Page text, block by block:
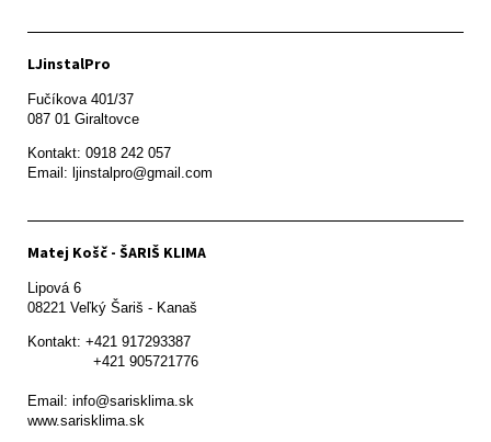
LJinstalPro
Fučíkova 401/37
087 01 Giraltovce
Kontakt: 0918 242 057
Email: ljinstalpro@gmail.com
Matej Košč - ŠARIŠ KLIMA
Lipová 6
08221 Veľký Šariš - Kanaš
Kontakt: +421 917293387
Email: info@sarisklima.sk
www.sarisklima.sk